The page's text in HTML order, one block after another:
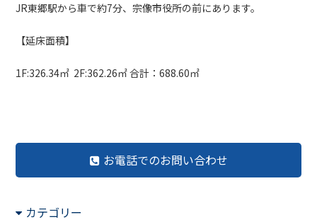
JR東郷駅から車で約7分、宗像市役所の前にあります。
【延床面積】
1F:326.34㎡ 2F:362.26㎡ 合計：688.60㎡
お電話でのお問い合わせ
カテゴリー